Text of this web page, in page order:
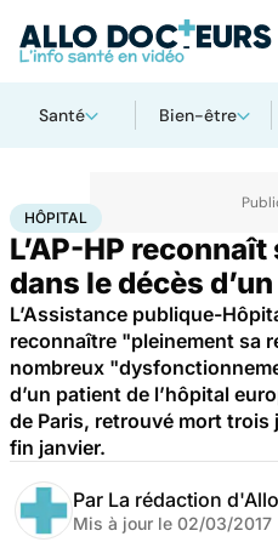
Santé Bien-être
AccueilSanté
HÔPITAL
L’AP-HP
dans le décès
L’Assistance publique-
reconnaître "pleinement sa
nombreux
d’un patient de l’hôpital
de Paris, retrouvé mort
fin janvier.
Par La rédaction
Mis à jour le 02/03/2017